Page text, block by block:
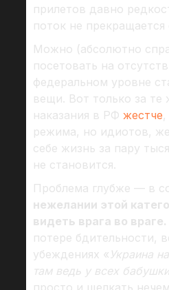
прилетов давно
поток не
Можно (абсолютно
посетовать на
федеральном уровне
вещи. Вот только за те
наказания в РФ жестче
режима, но идиотов,
себе жизнь за пару
не становится.
Проблема глубже — в
нежелании этой
видеть врага во враге.
потере бдительности,
убеждениях « Украина
там ведь у всех
просто и щелкать